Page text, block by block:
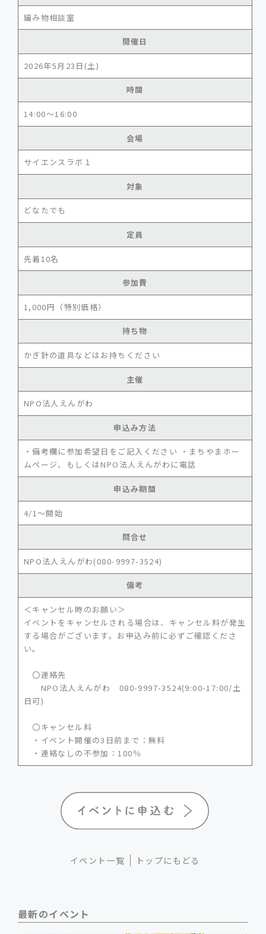
編み物相談室
開催日
2026年5月23日(土)
時間
14:00～16:00
会場
サイエンスラボ１
対象
どなたでも
定員
先着10名
参加費
1,000円（特別価格）
持ち物
かぎ針の道具などはお持ちください
主催
NPO法人えんがわ
申込み方法
・備考欄に参加希望日をご記入ください ・まちやまホー
ムページ、もしくはNPO法人えんがわに電話
申込み期間
4/1～開始
問合せ
NPO法人えんがわ(080-9997-3524)
備考
＜キャンセル時のお願い＞
イベントをキャンセルされる場合は、キャンセル料が発生
する場合がございます。お申込み前に必ずご確認くださ
い。
〇連絡先
NPO法人えんがわ 080-9997-3524(9:00-17:00/土
日可)
〇キャンセル料
・イベント開催の3日前まで：無料
・連絡なしの不参加：100％
イベント一覧 トップにもどる
最新のイベント